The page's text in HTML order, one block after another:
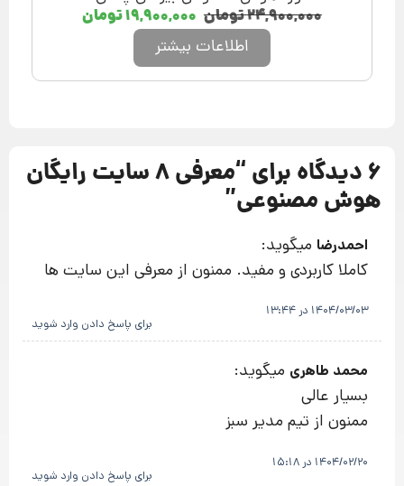
۲۴,۹۰۰,۰۰۰تومان ۱۹,۹۰۰,۰۰۰تومان
اطلاعات بیشتر
6 دیدگاه برای “ معرفی 8 سایت رایگان
هوش مصنوعی”
احمدرضا میگوید:
کاملا کاربردی و مفید. ممنون از معرفی این سایت ها
1404/03/03 در 13:44
برای پاسخ دادن وارد شوید
محمد طاهری میگوید:
بسیار عالی
ممنون از تیم مدیر سبز
1404/02/20 در 15:18
برای پاسخ دادن وارد شوید